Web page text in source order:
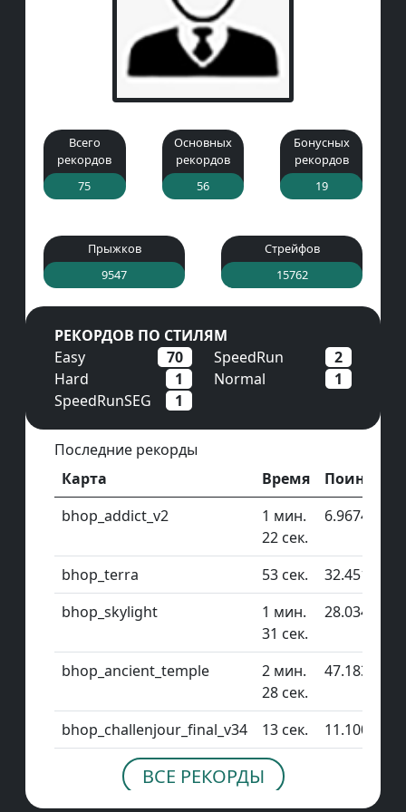
Всего
рекордов
75
Основных
рекордов
56
Бонусных
рекордов
19
Прыжков
9547
Стрейфов
15762
РЕКОРДОВ ПО СТИЛЯМ
Easy
70 SpeedRun
2
Hard
1 Normal
1
SpeedRunSEG
1
Последние рекорды
Карта
Время
Поинтов
bhop_addict_v2
1 мин.
22 сек.
6.96741
bhop_terra 53 сек.
32.4518
bhop_skylight
1 мин.
31 сек.
28.0344
bhop_ancient_temple
2 мин.
28 сек.
47.1834
bhop_challenjour_final_v34 13 сек. 11.1001
ВСЕ РЕКОРДЫ